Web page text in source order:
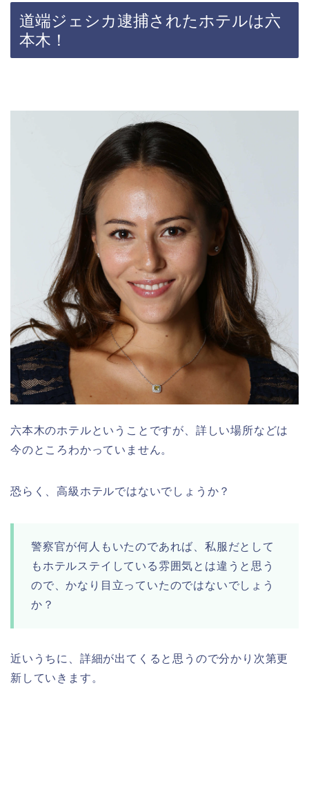
道端ジェシカ逮捕されたホテルは六
本木！
六本木のホテルということですが、詳しい場所などは
今のところわかっていません。
恐らく、高級ホテルではないでしょうか？
警察官が何人もいたのであれば、私服だとして
もホテルステイしている雰囲気とは違うと思う
ので、かなり目立っていたのではないでしょう
か？
近いうちに、詳細が出てくると思うので分かり次第更
新していきます。